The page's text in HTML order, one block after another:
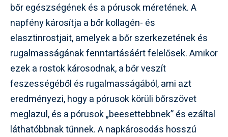
bőr egészségének és a pórusok méretének. A
napfény károsítja a bőr kollagén- és
elasztinrostjait, amelyek a bőr szerkezetének és
rugalmasságának fenntartásáért felelősek. Amikor
ezek a rostok károsodnak, a bőr veszít
feszességéből és rugalmasságából, ami azt
eredményezi, hogy a pórusok körüli bőrszövet
meglazul, és a pórusok „beesettebbnek” és ezáltal
láthatóbbnak tűnnek. A napkárosodás hosszú